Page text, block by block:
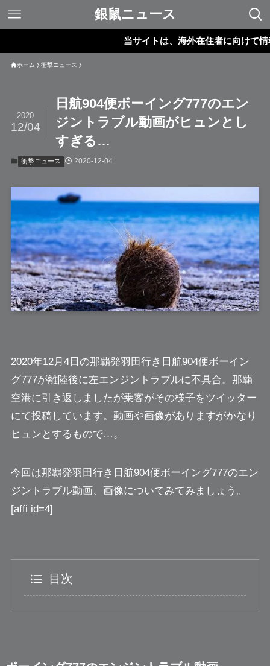
銀鼠ニュース
当サイトは、海外在住者に向けて情報を
ホーム 衝撃ニュース
日航904便ボーイング777のエン
ジントラブル動画がヒュンとし
すぎる…
2020
12/04
衝撃ニュース 2020-12-04
2020年12月4日の那覇発羽田行き日航904便ボーイン
グ777が離陸後に左エンジントラブルに不具合。那覇
空港に引き返しましたが乗客がその様子をツイッター
にて投稿しています。動画や画像がありますがかなり
ヒュンとするもので…。
今回は那覇発羽田行き日航904便ボーイング777のエン
ジントラブル動画、画像についてみてみましょう。
[affi id=4]
目次